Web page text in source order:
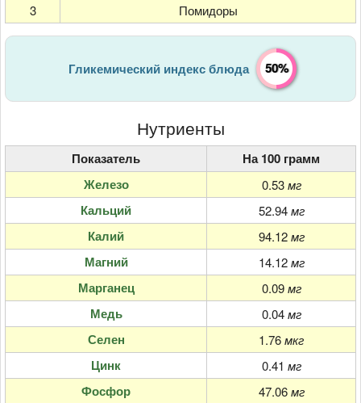
3
Помидоры
Гликемический индекс блюда 50%
Нутриенты
Показатель
На 100 грамм
Железо
0.53 мг
Кальций 52.94 мг
Калий 94.12 мг
Магний 14.12 мг
Марганец 0.09 мг
Медь 0.04 мг
Селен 1.76мкг
Цинк 0.41 мг
Фосфор 47.06 мг